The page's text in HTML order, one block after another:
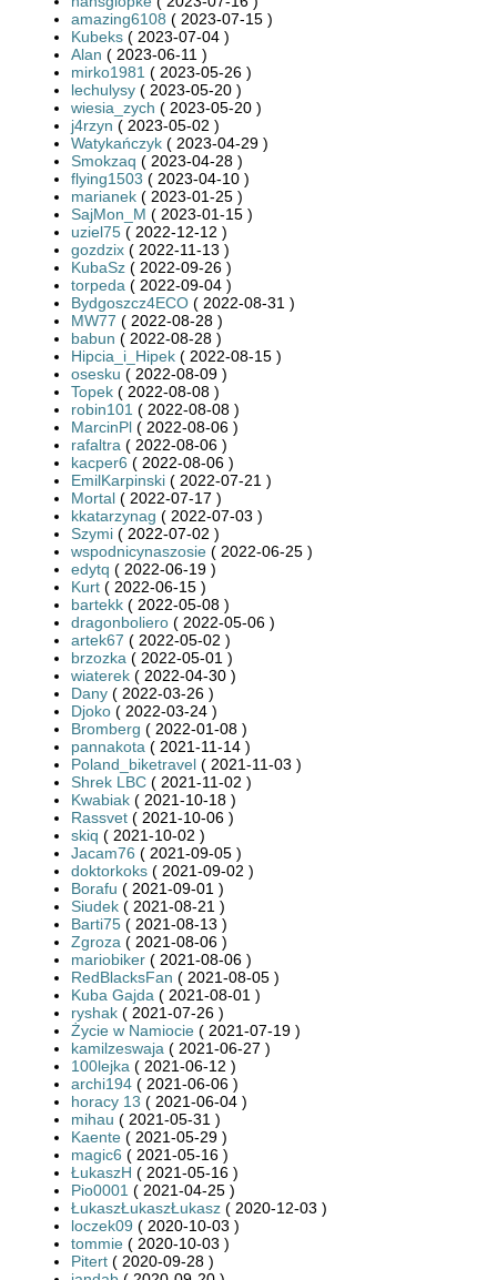
amazing6108 ( 2023-07-15 )
Kubeks ( 2023-07-04 )
Alan ( 2023-06-11 )
mirko1981 ( 2023-05-26 )
lechulysy ( 2023-05-20 )
wiesia_zych ( 2023-05-20 )
j4rzyn ( 2023-05-02 )
Watykańczyk ( 2023-04-29 )
Smokzaq ( 2023-04-28 )
flying1503 ( 2023-04-10 )
marianek ( 2023-01-25 )
SajMon_M ( 2023-01-15 )
uziel75 ( 2022-12-12 )
gozdzix ( 2022-11-13 )
KubaSz ( 2022-09-26 )
torpeda ( 2022-09-04 )
Bydgoszcz4ECO ( 2022-08-31 )
MW77 ( 2022-08-28 )
babun ( 2022-08-28 )
Hipcia_i_Hipek ( 2022-08-15 )
osesku ( 2022-08-09 )
Topek ( 2022-08-08 )
robin101 ( 2022-08-08 )
MarcinPl ( 2022-08-06 )
rafaltra ( 2022-08-06 )
kacper6 ( 2022-08-06 )
EmilKarpinski ( 2022-07-21 )
Mortal ( 2022-07-17 )
kkatarzynag ( 2022-07-03 )
Szymi ( 2022-07-02 )
wspodnicynaszosie ( 2022-06-25 )
edytq ( 2022-06-19 )
Kurt ( 2022-06-15 )
bartekk ( 2022-05-08 )
dragonboliero ( 2022-05-06 )
artek67 ( 2022-05-02 )
brzozka ( 2022-05-01 )
wiaterek ( 2022-04-30 )
Dany ( 2022-03-26 )
Djoko ( 2022-03-24 )
Bromberg ( 2022-01-08 )
pannakota ( 2021-11-14 )
Poland_biketravel ( 2021-11-03 )
Shrek LBC ( 2021-11-02 )
Kwabiak ( 2021-10-18 )
Rassvet ( 2021-10-06 )
skiq ( 2021-10-02 )
Jacam76 ( 2021-09-05 )
doktorkoks ( 2021-09-02 )
Borafu ( 2021-09-01 )
Siudek ( 2021-08-21 )
Barti75 ( 2021-08-13 )
Zgroza ( 2021-08-06 )
mariobiker ( 2021-08-06 )
RedBlacksFan ( 2021-08-05 )
Kuba Gajda ( 2021-08-01 )
ryshak ( 2021-07-26 )
Życie w Namiocie ( 2021-07-19 )
kamilzeswaja ( 2021-06-27 )
100lejka ( 2021-06-12 )
archi194 ( 2021-06-06 )
horacy 13 ( 2021-06-04 )
mihau ( 2021-05-31 )
Kaente ( 2021-05-29 )
magic6 ( 2021-05-16 )
ŁukaszH ( 2021-05-16 )
Pio0001 ( 2021-04-25 )
ŁukaszŁukaszŁukasz ( 2020-12-03 )
loczek09 ( 2020-10-03 )
tommie ( 2020-10-03 )
Pitert ( 2020-09-28 )